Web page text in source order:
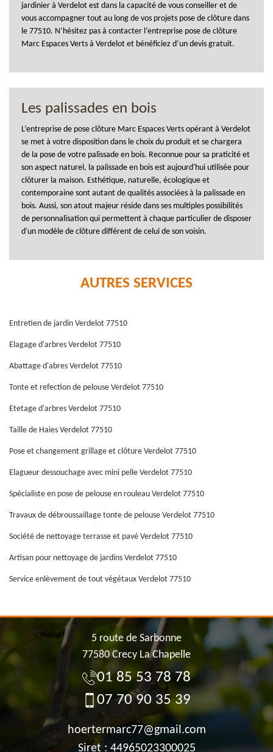
jardinier à Verdelot est dans la capacité de vous conseiller et de
vous accompagner tout au long de vos projets pose de clôture dans
le 77510. N’hésitez pas à contacter l’entreprise pose de clôture
Marc Espaces Verts à Verdelot et bénéficiez d’un devis gratuit.
Les palissades en bois
L’entreprise de pose clôture Marc Espaces Verts opérant à Verdelot
se met à votre disposition dans le choix du produit et se chargera
de la pose de votre palissade en bois. Reconnue pour sa praticité et
son aspect naturel, la palissade en bois est aujourd'hui utilisée pour
clôturer la maison. Esthétique, naturelle, écologique et
contemporaine sont autant de qualités associées à la palissade en
bois. Aussi, son atout majeur réside dans ses multiples possibilités
de personnalisation qui permettent à chaque particulier de disposer
d'un modèle de clôture différent de celui de son voisin.
AUTRES SERVICES
Entretien de jardin Verdelot 77510
Elagage d'arbres Verdelot 77510
Abattage d'abres Verdelot 77510
Tonte et refection de pelouse Verdelot 77510
Etetage d'arbres Verdelot 77510
Taille de Haies Verdelot 77510
Pose et changement grillage et clôture Verdelot 77510
Elagueur dessouchage avec mini pelle Verdelot 77510
Spécialiste en pose de pelouse en rouleau Verdelot 77510
Travaux de débroussaillage tonte de pelouse Verdelot 77510
Société de nettoyage terrasse et pavé Verdelot 77510
Artisan pour nettoyage de jardins Verdelot 77510
Service enlèvement de tout végétaux Verdelot 77510
5 route de Sarbonne
77580 Crecy La Chapelle
01 85 53 78 78
07 70 90 35 39
hoertermarc77@gmail.com
Siret : 44965023300025